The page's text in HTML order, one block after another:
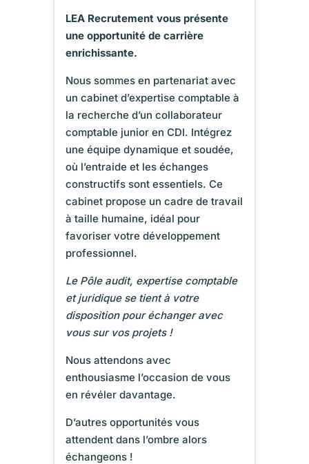
LEA Recrutement vous présente
une opportunité de carrière
enrichissante.
Nous sommes en partenariat avec
un cabinet d’expertise comptable à
la recherche d’un collaborateur
comptable junior en CDI. Intégrez
une équipe dynamique et soudée,
où l’entraide et les échanges
constructifs sont essentiels. Ce
cabinet propose un cadre de travail
à taille humaine, idéal pour
favoriser votre développement
professionnel.
Le Pôle audit, expertise comptable
et juridique se tient à votre
disposition pour échanger avec
vous sur vos projets !
Nous attendons avec
enthousiasme l’occasion de vous
en révéler davantage.
D’autres opportunités vous
attendent dans l’ombre alors
échangeons !